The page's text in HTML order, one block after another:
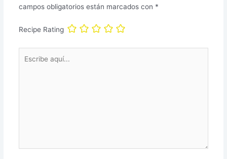
campos obligatorios están marcados con *
Recipe Rating
aquí...